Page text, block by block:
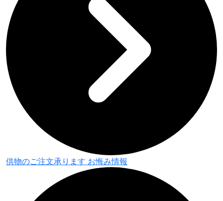
供物のご注文承ります お悔み情報